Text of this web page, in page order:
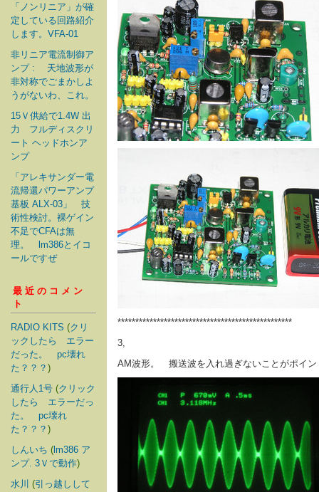
「ノンリニア」が確
定している回路紹介
します。VFA-01
非リニア電流制御ア
ンプ : 天地波形が
非対称でごまかしよ
うがないわ、これ。
15Ｖ供給で1.4W 出
力 フルディスクリ
ート ヘッドホンア
ンプ
「アレキサンダー電
流帰還パワーアンプ
基板 ALX-03」 技
術性検討。裸ゲイン
不足でCFAは無
理。 lm386とイコ
ールですぜ
最近のコメン
ト
RADIO KITS (クリ
ックしたら エラー
だった。 pc壊れ
た？？？ )
通行人1号 (クリック
したら エラーだっ
た。 pc壊れ
た？？？ )
しんいち ( lm386 ア
ンプ. 3Ｖで動作)
水川 (引っ越しして
*************************************************
3,
AM波形。 搬送波を入れ過ぎないことがポイン